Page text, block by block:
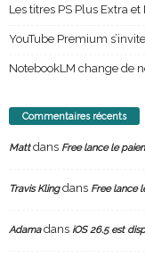
Les titres PS Plus Extra
YouTube Premium
NotebookLM change de
Commentaires récents
Mattdans Free lance le
Travis Klingdans Free lance
Adamadans iOS 26.5 est